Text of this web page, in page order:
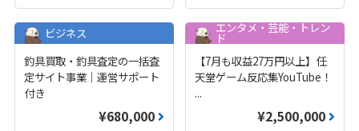
ビジネス
釣具買取・釣具査定の一括査
定サイト事業｜運営サポート
付き
¥680,000
エンタメ・芸能・トレン
ド
【7月も収益27万円以上】任
天堂ゲーム反応集YouTube！
...
¥2,500,000